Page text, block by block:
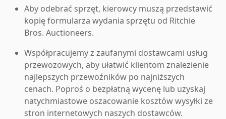
Aby odebrać sprzęt, kierowcy muszą przedstawić
kopię formularza wydania sprzętu od Ritchie
Bros. Auctioneers.
Współpracujemy z zaufanymi dostawcami usług
przewozowych, aby ułatwić klientom znalezienie
najlepszych przewoźników po najniższych
cenach. Poproś o bezpłatną wycenę lub uzyskaj
natychmiastowe oszacowanie kosztów wysyłki ze
stron internetowych naszych dostawców.